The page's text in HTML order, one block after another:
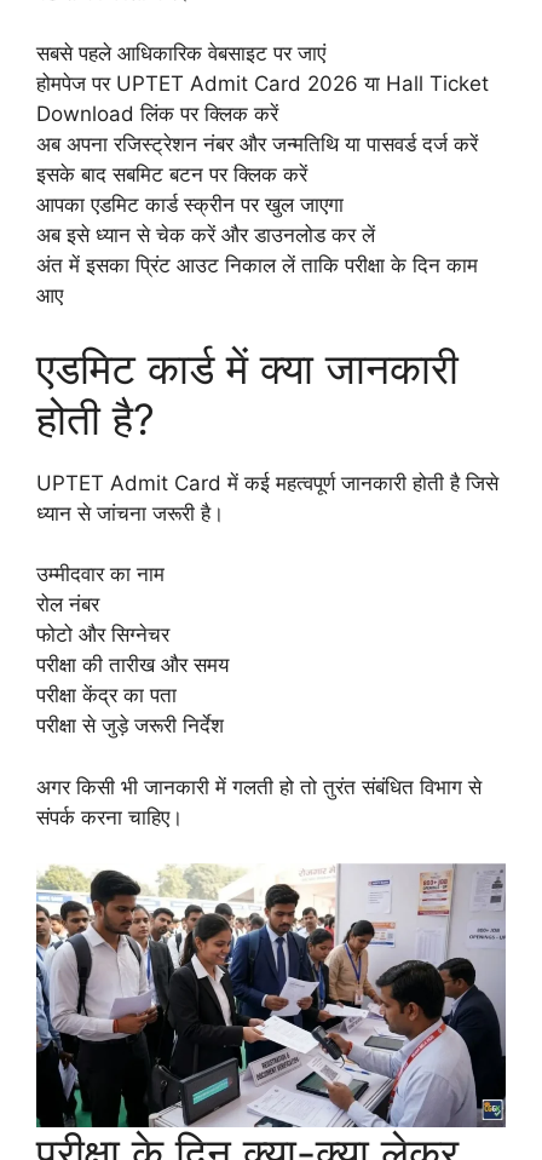
सबसे पहले आधिकारिक वेबसाइट पर जाएं
होमपेज पर UPTET Admit Card 2026 या Hall Ticket
Download लिंक पर क्लिक करें
अब अपना रजिस्ट्रेशन नंबर और जन्मतिथि या पासवर्ड दर्ज करें
इसके बाद सबमिट बटन पर क्लिक करें
आपका एडमिट कार्ड स्क्रीन पर खुल जाएगा
अब इसे ध्यान से चेक करें और डाउनलोड कर लें
अंत में इसका प्रिंट आउट निकाल लें ताकि परीक्षा के दिन काम
आए
एडमिट कार्ड में क्या जानकारी
होती है?
UPTET Admit Card में कई महत्वपूर्ण जानकारी होती है जिसे
ध्यान से जांचना जरूरी है।
उम्मीदवार का नाम
रोल नंबर
फोटो और सिग्नेचर
परीक्षा की तारीख और समय
परीक्षा केंद्र का पता
परीक्षा से जुड़े जरूरी निर्देश
अगर किसी भी जानकारी में गलती हो तो तुरंत संबंधित विभाग से
संपर्क करना चाहिए।